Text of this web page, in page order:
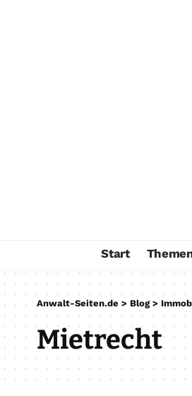
Start
Anwalt-Seiten.de > Blog>
Mietrecht